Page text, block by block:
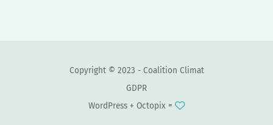
Copyright © 2023 - Coalition Climat
GDPR
WordPress + Octopix =